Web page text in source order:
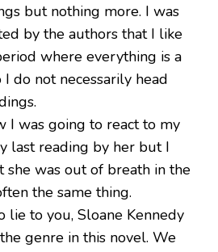
but nothing more. I was
by the authors that I like
where everything is a
do not necessarily head
I was going to react to my
last reading by her but I
she was out of breath in the
the same thing.
lie to you, Sloane Kennedy
genre in this novel. We